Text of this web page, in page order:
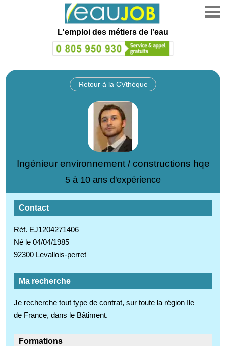
L'emploi des métiers de l'eau
Retour à la CVthèque
Ingénieur environnement / constructions hqe
5 à 10 ans d'expérience
Contact
Réf. EJ1204271406
Né le 04/04/1985
92300 Levallois-perret
Ma recherche
Je recherche tout type de contrat, sur toute la région Ile
de France, dans le Bâtiment.
Formations